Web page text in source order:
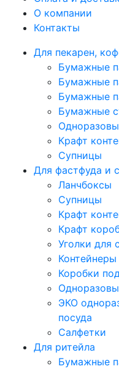
О компании
Контакты
Для пекарен,
Бумажные
Бумажные
Бумажные
Бумажные
Крафт
Супницы
Для фастфуда и
Ланчбоксы
Супницы
Крафт
Крафт
Уголки для
Коробки
ЭКО
посуда
Салфетки
Для ритейла
Бумажные